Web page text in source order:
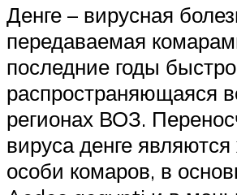
Денге – вирусная
передаваемая
последние годы быстро
распространяющаяся
регионах ВОЗ.
вируса денге
особи комаров, в